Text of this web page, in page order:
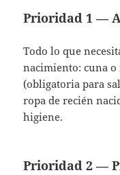
Prioridad 1 —
Todo lo que
nacimiento: cuna o
(obligatoria para
ropa de recién
higiene.
Prioridad 2 —